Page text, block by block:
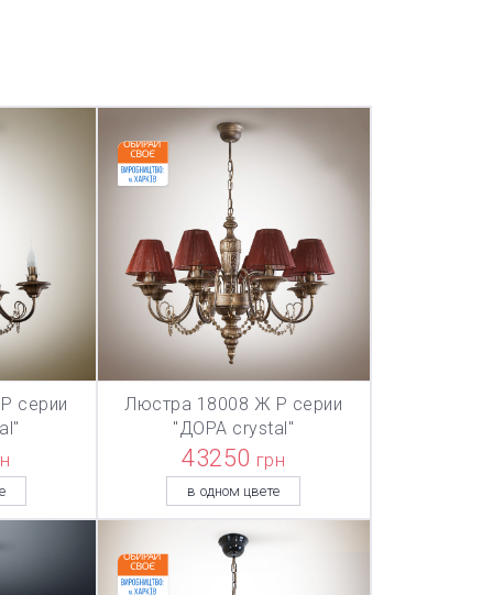
ТОВАР ДОБАВЛЕН В КОРЗИНУ
серии
В КОРЗИНУ
Люстра 18008 Ж Р серии
"ДОРА crystal"
43250 грн
в одном цвете